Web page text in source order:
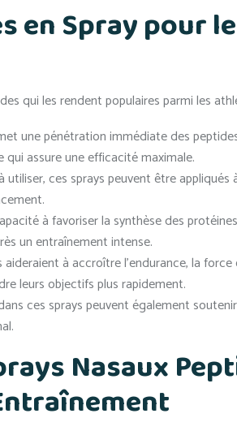
en Spray pour
qui les rendent populaires parmi les
une pénétration immédiate des
assure une efficacité maximale.
utiliser, ces sprays peuvent être
à favoriser la synthèse des
un entraînement intense.
aideraient à accroître l’endurance, la
leurs objectifs plus rapidement.
ces sprays peuvent également
Nasaux